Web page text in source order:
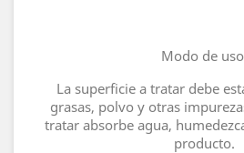
Modo de
La superficie a tratar debe
grasas, polvo y otras
tratar absorbe agua,
producto.